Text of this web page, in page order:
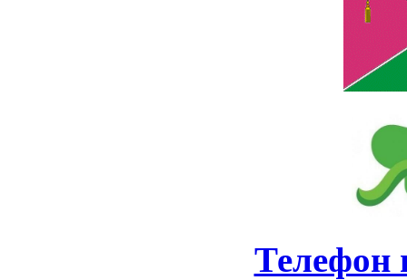
Телефон